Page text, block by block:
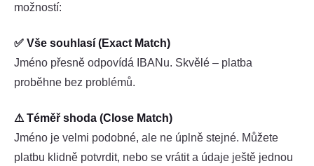
možností:
✅ Vše souhlasí (Exact Match)
Jméno přesně odpovídá IBANu. Skvělé – platba
proběhne bez problémů.
⚠ Téměř shoda (Close Match)
Jméno je velmi podobné, ale ne úplně stejné. Můžete
platbu klidně potvrdit, nebo se vrátit a údaje ještě jednou